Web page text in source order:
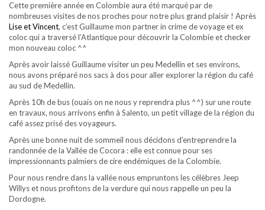
Cette première année en Colombie aura été marqué par de
nombreuses visites de nos proches pour notre plus grand plaisir ! Après
Lise et Vincent, c’est Guillaume mon partner in crime de voyage et ex
coloc qui a traversé l’Atlantique pour découvrir la Colombie et checker
mon nouveau coloc ^^
Après avoir laissé Guillaume visiter un peu Medellin et ses environs,
nous avons préparé nos sacs à dos pour aller explorer la région du café
au sud de Medellin.
Après 10h de bus (ouais on ne nous y reprendra plus ^^) sur une route
en travaux, nous arrivons enfin à Salento, un petit village de la région du
café assez prisé des voyageurs.
Après une bonne nuit de sommeil nous décidons d’entreprendre la
randonnée de la Vallée de Cocora : elle est connue pour ses
impressionnants palmiers de cire endémiques de la Colombie.
Pour nous rendre dans la vallée nous empruntons les célèbres Jeep
Willys et nous profitons de la verdure qui nous rappelle un peu la
Dordogne.